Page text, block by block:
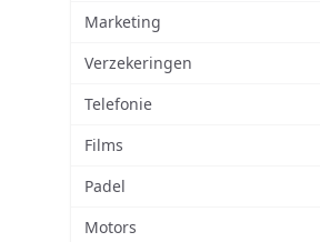
Marketing
Verzekeringen
Telefonie
Films
Padel
Motors